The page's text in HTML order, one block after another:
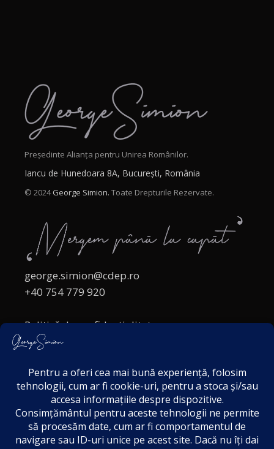
Președinte Alianța pentru Unirea Românilor.
Iancu de Hunedoara 8A, București, România
© 2024George Simion. Toate Drepturile Rezervate.
george.simion@cdep.ro
+40 754 779 920
Politică de confidențialitate
Politica cookies
Acordul de markting
Disclaimer